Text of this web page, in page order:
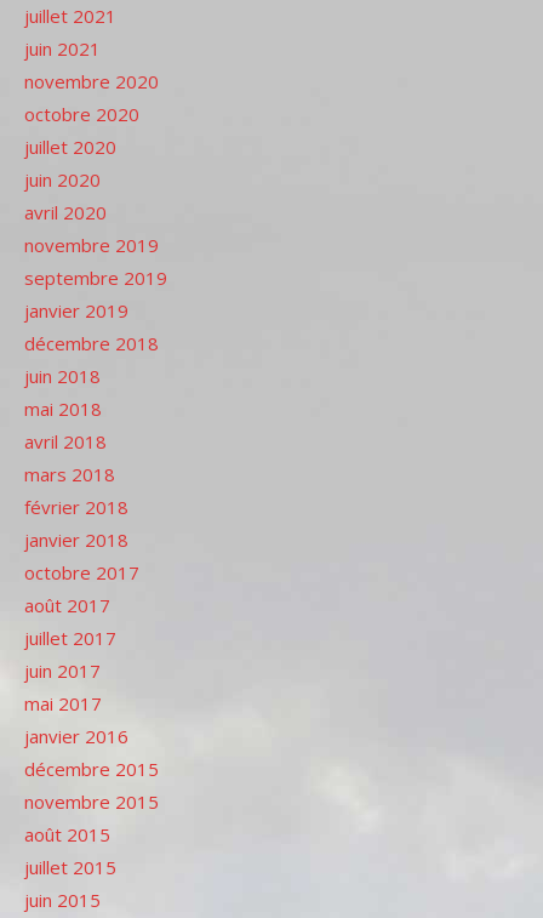
juillet 2021
juin 2021
novembre 2020
octobre 2020
juillet 2020
juin 2020
avril 2020
novembre 2019
septembre 2019
janvier 2019
décembre 2018
juin 2018
mai 2018
avril 2018
mars 2018
février 2018
janvier 2018
octobre 2017
août 2017
juillet 2017
juin 2017
mai 2017
janvier 2016
décembre 2015
novembre 2015
août 2015
juillet 2015
juin 2015